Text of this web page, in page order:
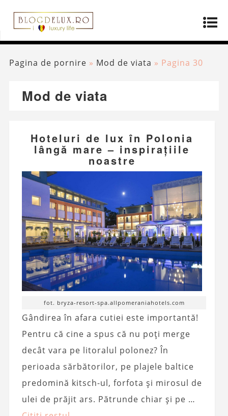
Pagina de pornire » Mod de viata » Pagina 30
Mod de viata
Hoteluri de lux în Polonia
lângă mare – inspirațiile
noastre
fot. bryza-resort-spa.allpomeraniahotels.com
Gândirea în afara cutiei este importantă!
Pentru că cine a spus că nu poți merge
decât vara pe litoralul polonez? În
perioada sărbătorilor, pe plajele baltice
predomină kitsch-ul, forfota și mirosul de
ulei de prăjit ars. Pătrunde chiar și pe …